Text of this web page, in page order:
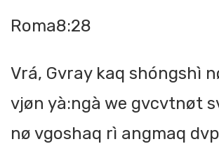
Roma8:28
Vrá, Gvray kaq shóngshì
vjøn yà:ngà we gvcvtnøt
nø vgoshaq rì angmaq